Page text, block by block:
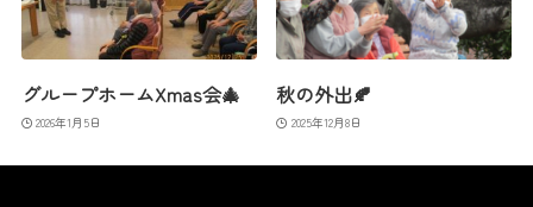
グループホームXmas会🎄
2026年1月5日
秋の外出🍂
2025年12月8日